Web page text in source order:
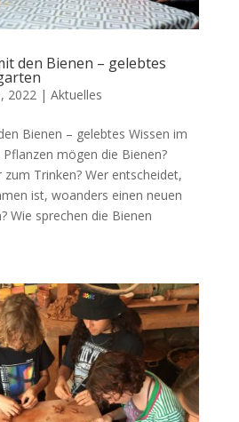
den Bienen – gelebtes
2022| Aktuelles
Bienen – gelebtes Wissen im
mögen die Bienen?
zum Trinken? Wer entscheidet,
ist, woanders einen neuen
Wie sprechen die Bienen